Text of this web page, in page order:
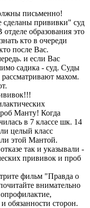
письменно!
сделаны прививки" суд
образования это
кто в очереди
после Вас.
и если Вас
садика - суд. Суды
рассматривают махом.
Манту! Когда
в 7 классе шк. 14
целый класс
этой Мантой.
так и указывали -
прививок и проб
фильм "Правда о
внимательно
обязанности сторон.